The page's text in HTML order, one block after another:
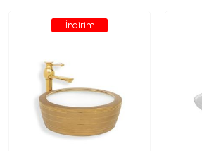
İndirim